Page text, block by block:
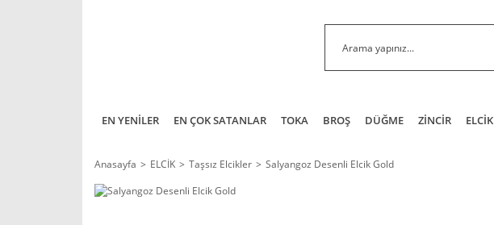
EN YENİLER EN ÇOK SATANLAR TOKA BROŞ DÜĞME ZİNCİR ELCİK
Anasayfa ELCİK Taşsız Elcikler Salyangoz Desenli Elcik Gold